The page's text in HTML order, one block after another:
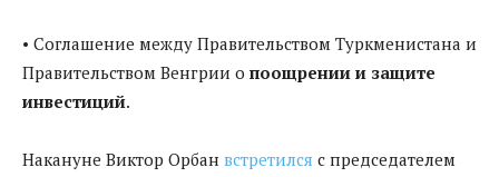
• Соглашение между Правительством Туркменистана и
Правительством Венгрии о поощрении и защите
инвестиций.
Накануне Виктор Орбан встретился с председателем